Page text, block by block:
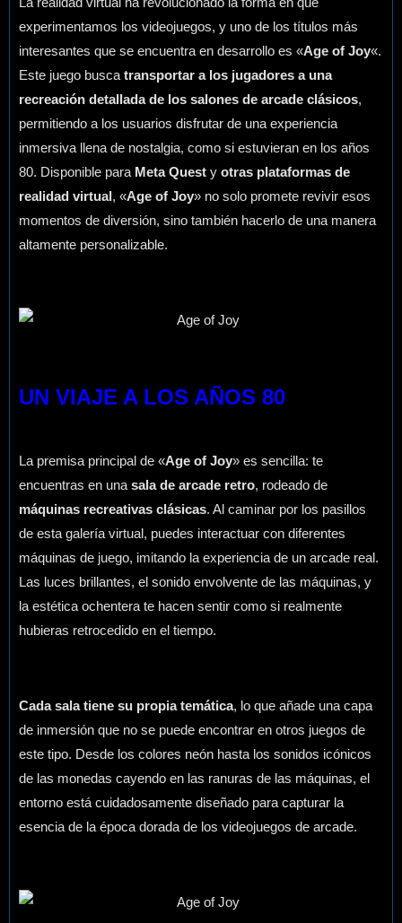
experimentamos los videojuegos, y uno de los títulos más
interesantes que se encuentra en desarrollo es «Age of Joy«.
Este juego busca transportar a los jugadores a una
recreación detallada de los salones de arcade clásicos,
permitiendo a los usuarios disfrutar de una experiencia
inmersiva llena de nostalgia, como si estuvieran en los años
80. Disponible para Meta Quest y otras plataformas de
realidad virtual, «Age of Joy» no solo promete revivir esos
momentos de diversión, sino también hacerlo de una manera
altamente personalizable.
UN VIAJE A LOS AÑOS 80
La premisa principal de «Age of Joy» es sencilla: te
encuentras en una sala de arcade retro, rodeado de
máquinas recreativas clásicas. Al caminar por los pasillos
de esta galería virtual, puedes interactuar con diferentes
máquinas de juego, imitando la experiencia de un arcade real.
Las luces brillantes, el sonido envolvente de las máquinas, y
la estética ochentera te hacen sentir como si realmente
hubieras retrocedido en el tiempo.
Cada sala tiene su propia temática, lo que añade una capa
de inmersión que no se puede encontrar en otros juegos de
este tipo. Desde los colores neón hasta los sonidos icónicos
de las monedas cayendo en las ranuras de las máquinas, el
entorno está cuidadosamente diseñado para capturar la
esencia de la época dorada de los videojuegos de arcade.